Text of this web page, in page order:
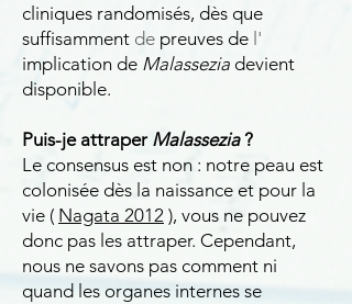
cliniques randomisés, dès que
suffisamment de preuves de l'
implication de Malassezia devient
disponible.
Puis-je attraper Malassezia?
Le consensus est non : notre peau est
colonisée dès la naissance et pour la
vie ( Nagata 2012 ), vous ne pouvez
donc pas les attraper. Cependant,
nous ne savons pas comment ni
quand les organes internes se